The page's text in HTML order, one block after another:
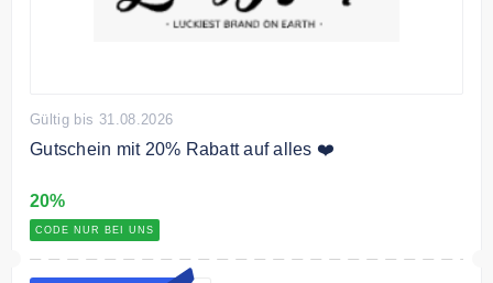
Gültig bis 31.08.2026
Gutschein mit 20% Rabatt auf alles ❤️
20%
CODE NUR BEI UNS